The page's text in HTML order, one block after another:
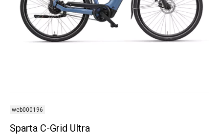
web000196
Sparta C-Grid Ultra